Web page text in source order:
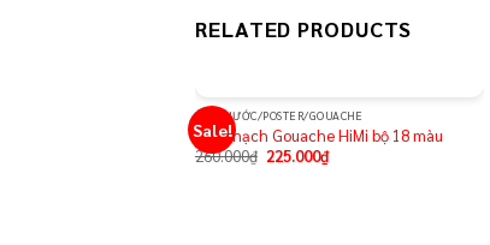
RELATED PRODUCTS
Sale!
Add to
wishlist
MÀU NƯỚC/POSTER/GOUACHE
Màu thạch Gouache HiMi bộ 18 màu
260.000₫ 225.000₫